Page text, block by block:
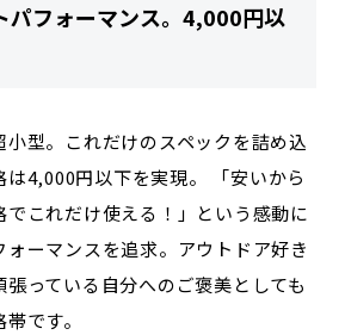
パフォーマンス。4,000円以
型。これだけのスペックを詰め込
4,000円以下を実現。 「安いから
これだけ使える！」という感動に
ーマンスを追求。アウトドア好き
っている自分へのご褒美としても
です。